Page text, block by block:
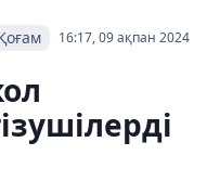
16:17, 09 ақпан 2024